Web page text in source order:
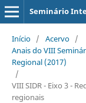
Seminário
Início / Acervo /
Anais do VIII
Regional (2017)
/
VIII SIDR - Eixo 3 -
regionais